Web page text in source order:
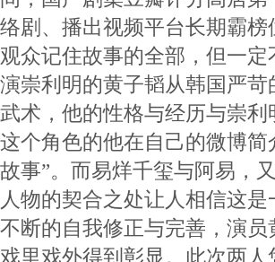
络剧、播出视频平台长期霸
观众记住故事的全部，但一
演崇利明的黄子韬从韩国严
武术，他的性格与经历与崇
这个角色的他在自己的微博
故事”。而易烊千玺与阿易，
人物的契合之处让人相信这
不断的自我修正与完善，演
戏里戏外得到彰显。此次两